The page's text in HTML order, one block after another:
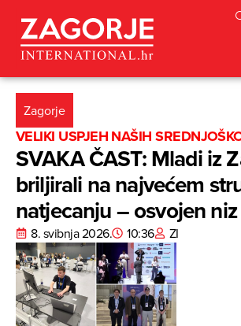
Zagorje
VELIKI USPJEH NAŠIH
SVAKA ČAST: Mladi iz
briljirali na najvećem
natjecanju – osvojen
8. svibnja 2026. 10:36 ZI